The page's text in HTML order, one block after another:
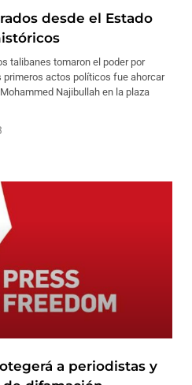
desde el Estado
talibanes tomaron el poder por
primeros actos políticos fue ahorcar
Najibullah en la plaza
a periodistas y